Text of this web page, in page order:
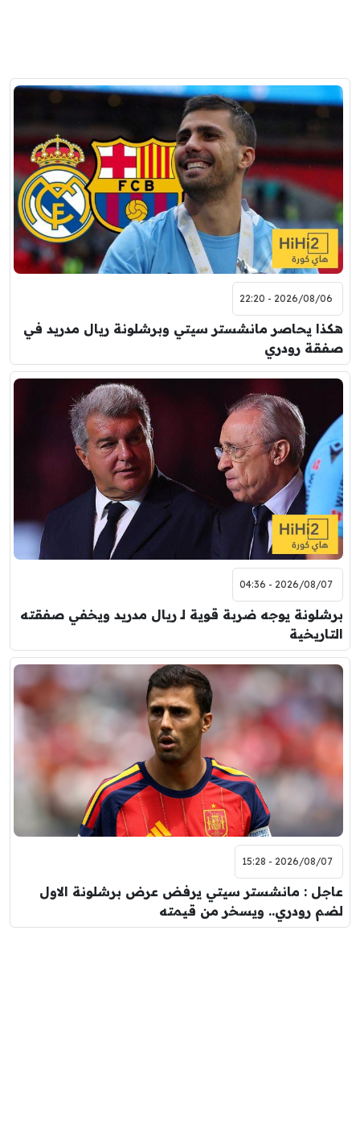
2026/08/06 - 22:20
هكذا يحاصر مانشستر سيتي وبرشلونة ريال مدريد في
صفقة رودري
2026/08/07 - 04:36
برشلونة يوجه ضربة قوية لـ ريال مدريد ويخفي صفقته
التاريخية
2026/08/07 - 15:28
عاجل : مانشستر سيتي يرفض عرض برشلونة الاول
لضم رودري.. ويسخر من قيمته